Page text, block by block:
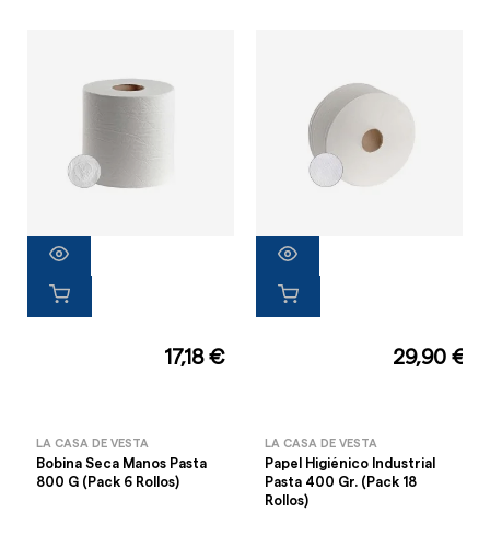
17,18 €
LA CASA DE VESTA
Bobina Seca Manos Pasta
800 G (Pack 6 Rollos)
29,90 €
LA CASA DE VESTA
Papel Higiénico Industrial
Pasta 400 Gr. (Pack 18
Rollos)